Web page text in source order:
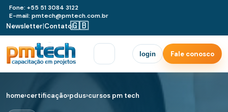
Fone: +55 51 3084 3122
E-mail: pmtech@pmtech.com.br
Newsletter|Contato|
🇬🇧
login Fale conosco
home›certificação›pdus›cursos pm tech